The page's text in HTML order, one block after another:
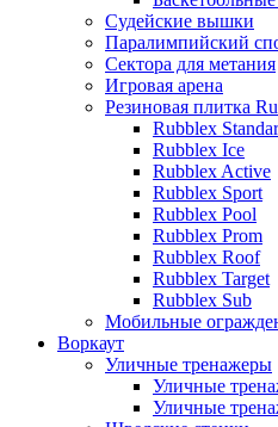
Судейские вышки
Паралимпийский
Сектора для метания
Игровая арена
Резиновая плитка
Rubblex
Rubblex Ice
Rubblex Active
Rubblex Sport
Rubblex Pool
Rubblex Prom
Rubblex Roof
Rubblex Target
Rubblex Sub
Мобильные
Воркаут
Уличные тренажеры
Уличные
Уличные